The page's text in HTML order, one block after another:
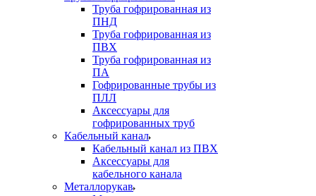
Труба гофрированная из
ПНД
Труба гофрированная из
ПВХ
Труба гофрированная из
ПА
Гофрированные трубы из
ПЛЛ
Аксессуары для
гофрированных труб
Кабельный канал
Кабельный канал из ПВХ
Аксессуары для
кабельного канала
Металлорукав